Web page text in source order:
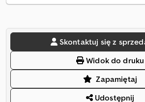
Skontaktuj się z
Widok do druku
Zapamiętaj
Udostępnij